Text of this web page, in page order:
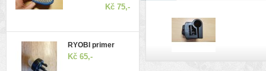
Kč 75,-
RYOBI primer
Kč 65,-